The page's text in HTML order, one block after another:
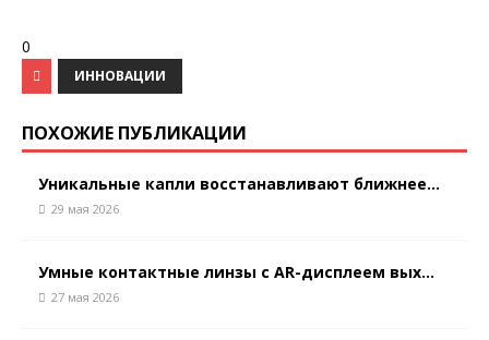
0
ИННОВАЦИИ
ПОХОЖИЕ ПУБЛИКАЦИИ
Уникальные капли восстанавливают ближнее...
29 мая 2026
Умные контактные линзы с AR-дисплеем вых...
27 мая 2026